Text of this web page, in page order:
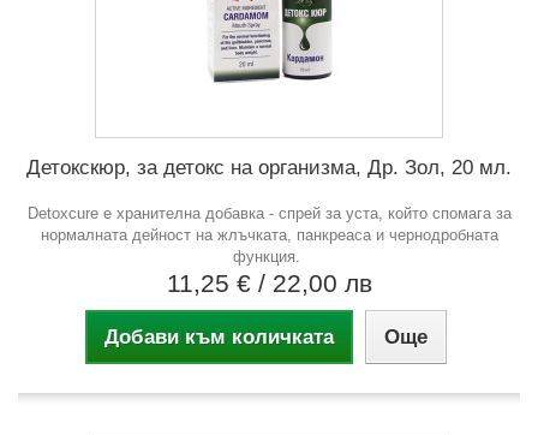
Детокскюр, за детокс на организма, Др. Зол, 20 мл.
Detoxcure e хранителна добавка - спрей за уста, който спомага за
нормалната дейност на жлъчката, панкреаса и чернодробната
функция.
11,25 € / 22,00 лв
Добави към количката Още